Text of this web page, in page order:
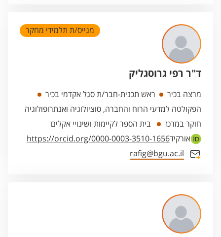
ד"ר רפי גרוסגליק
מגייס/ת תלמידי מחקר
מרצה בכיר
ראש תכנית-חבר/ת סגל אקדמי בכיר
הפקולטה למדעי הרוח והחברה, סוציולוגיה ואנתרופולוגיה
חוקר במרכז
בית הספר לקיימות ושינויי אקלים
אורקידhttps://orcid.org/0000-0003-3510-1656
rafig@bgu.ac.il